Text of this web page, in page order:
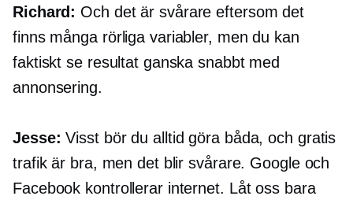
Richard: Och det är svårare eftersom det
finns många rörliga variabler, men du kan
faktiskt se resultat ganska snabbt med
annonsering.
Jesse: Visst bör du alltid göra båda, och gratis
trafik är bra, men det blir svårare. Google och
Facebook kontrollerar internet. Låt oss bara